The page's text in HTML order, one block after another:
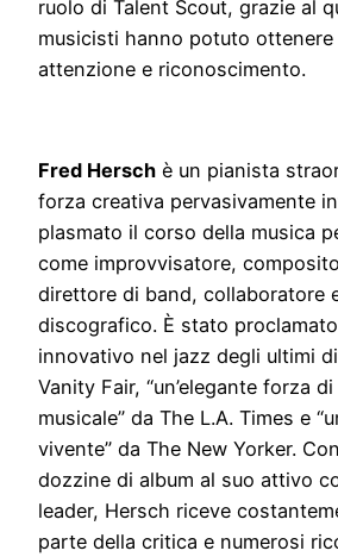
ruolo di Talent Scout, grazie al
musicisti hanno potuto ottenere
attenzione e riconoscimento.
Fred Hersch è un pianista
forza creativa pervasivamente
plasmato il corso della musica
come improvvisatore,
direttore di band, collaboratore
discografico. È stato
innovativo nel jazz degli ultimi
Vanity Fair, “un’elegante forza
musicale” da The L.A. Times e
vivente” da The New Yorker.
dozzine di album al suo attivo
leader, Hersch riceve
parte della critica e numerosi